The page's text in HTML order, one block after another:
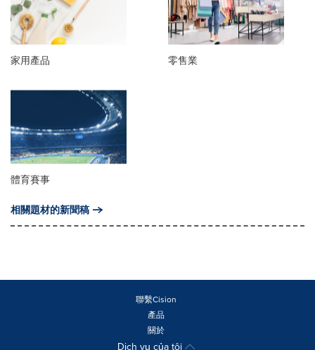
家用產品 零售業
體育賽事
相關題材的新聞稿
聯繫Cision
產品
關於
Dịch vụ của tôi